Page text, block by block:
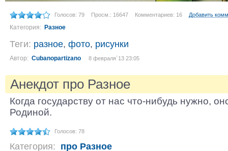
Голосов: 79 Просм.: 16647 Комментариев: 16 Добавить
Категория: Разное
Теги: разное, фото, рисунки
Автор: Cubanopartizano 8 февраля´13 23:05
Анекдот про Разное
Когда государству от нас что-нибудь нужно,
Родиной.
Голосов: 78
Категория: про Разное